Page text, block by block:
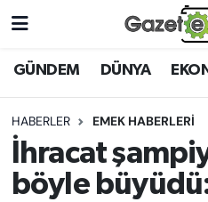
GÜNDEM DÜNYA
HABERLER EMEK HABERLERİ
İhracat
böyle büyüdü:
DÜNYA
EKONOMİ
EMEK HABERLERİ
Nöbetçi Eczaneler
Hava Durumu
İstanbul Namaz